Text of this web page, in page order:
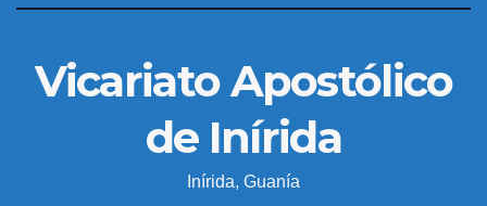
Vicariato Apostólico
de Inírida
Inírida, Guanía